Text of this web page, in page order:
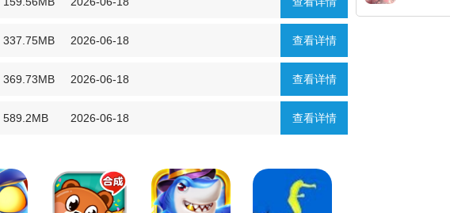
查看详情
337.75MB 2026-06-18
查看详情
369.73MB 2026-06-18
查看详情
589.2MB 2026-06-18